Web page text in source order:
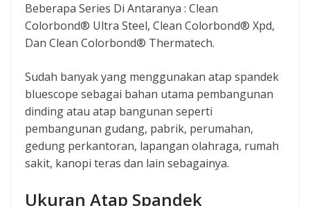
Beberapa Series Di Antaranya : Clean
Colorbond® Ultra Steel, Clean Colorbond® Xpd,
Dan Clean Colorbond® Thermatech.
Sudah banyak yang menggunakan atap spandek
bluescope sebagai bahan utama pembangunan
dinding atau atap bangunan seperti
pembangunan gudang, pabrik, perumahan,
gedung perkantoran, lapangan olahraga, rumah
sakit, kanopi teras dan lain sebagainya.
Ukuran Atap Spandek